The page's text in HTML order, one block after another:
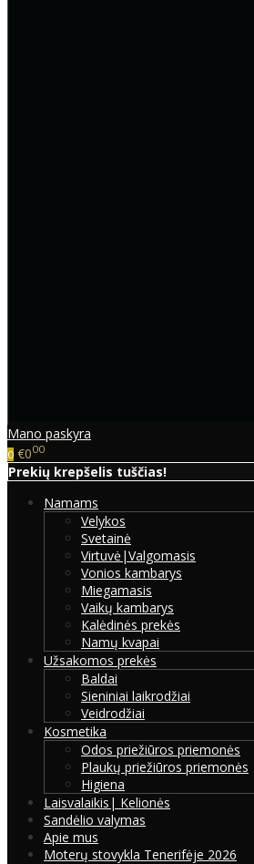
Mano paskyra
0 €000
Prekių krepšelis tuščias!
Namams
Velykos
Svetainė
Virtuvė|Valgomasis
Vonios kambarys
Miegamasis
Vaikų kambarys
Kalėdinės prekės
Namų kvapai
Užsakomos prekės
Baldai
Sieniniai laikrodžiai
Veidrodžiai
Kosmetika
Odos priežiūros priemonės
Plaukų priežiūros priemonės
Higiena
Laisvalaikis| Kelionės
Sandėlio valymas
Apie mus
Moterų stovykla Tenerifėje 2026